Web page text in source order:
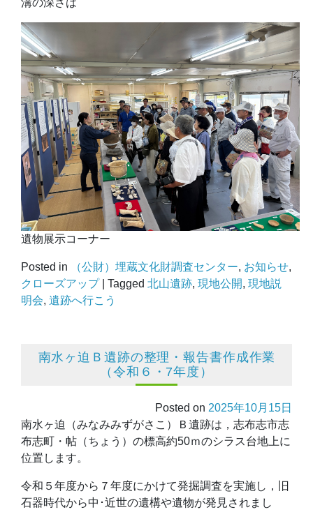
溝の深さは
遺物展示コーナー
Posted in （公財）埋蔵文化財調査センター, お知らせ,
クローズアップ| Tagged 北山遺跡, 現地公開, 現地説
明会, 遺跡へ行こう
南水ヶ迫Ｂ遺跡の整理・報告書作成作業
（令和６・7年度）
Posted on 2025年10月15日
南水ヶ迫（みなみみずがさこ）Ｂ遺跡は，志布志市志
布志町・帖（ちょう）の標高約50ｍのシラス台地上に
位置します。
令和５年度から７年度にかけて発掘調査を実施し，旧
石器時代から中･近世の遺構や遺物が発見されまし